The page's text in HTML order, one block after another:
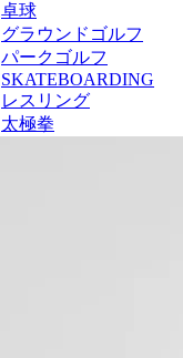
卓球
グラウンドゴルフ
パークゴルフ
SKATEBOARDING
レスリング
太極拳